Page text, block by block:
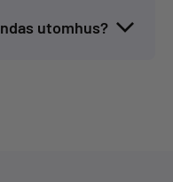
utomhus?